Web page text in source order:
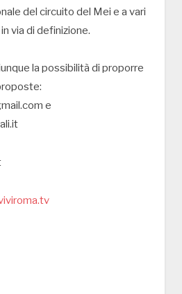
del circuito del Mei e a vari
via di definizione.
la possibilità di proporre
e